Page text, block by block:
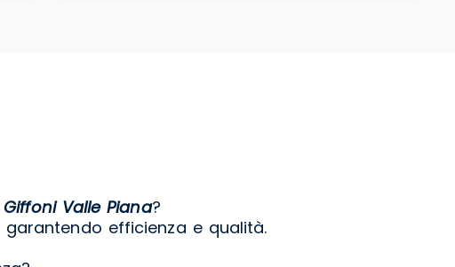
Valle Piana?
efficienza e qualità.